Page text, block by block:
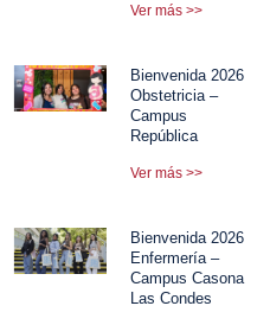
Ver más >>
Bienvenida 2026
Obstetricia –
Campus
República
Ver más >>
Bienvenida 2026
Enfermería –
Campus Casona
Las Condes